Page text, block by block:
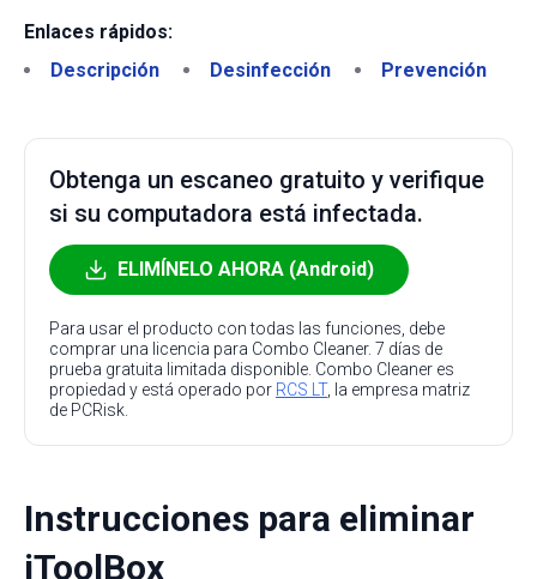
Enlaces rápidos:
Descripción
Desinfección Prevención
Obtenga un escaneo gratuito y verifique
si su computadora está infectada.
ELIMÍNELO AHORA (Android)
Para usar el producto con todas las funciones, debe
comprar una licencia para Combo Cleaner. 7 días de
prueba gratuita limitada disponible. Combo Cleaner es
propiedad y está operado por RCS LT, la empresa matriz
de PCRisk.
Instrucciones para eliminar
iToolBox